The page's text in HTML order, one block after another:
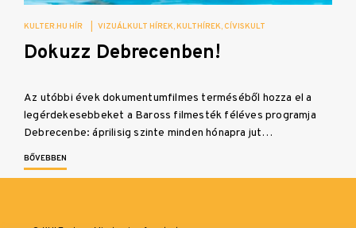
KULTER.HU HÍR VIZUÁLKULT HÍREK KULTHÍREK CÍVISKULT
Dokuzz Debrecenben!
Az utóbbi évek dokumentumfilmes terméséből hozza el a
legérdekesebbeket a Baross filmesték féléves programja
Debrecenbe: áprilisig szinte minden hónapra jut…
BŐVEBBEN